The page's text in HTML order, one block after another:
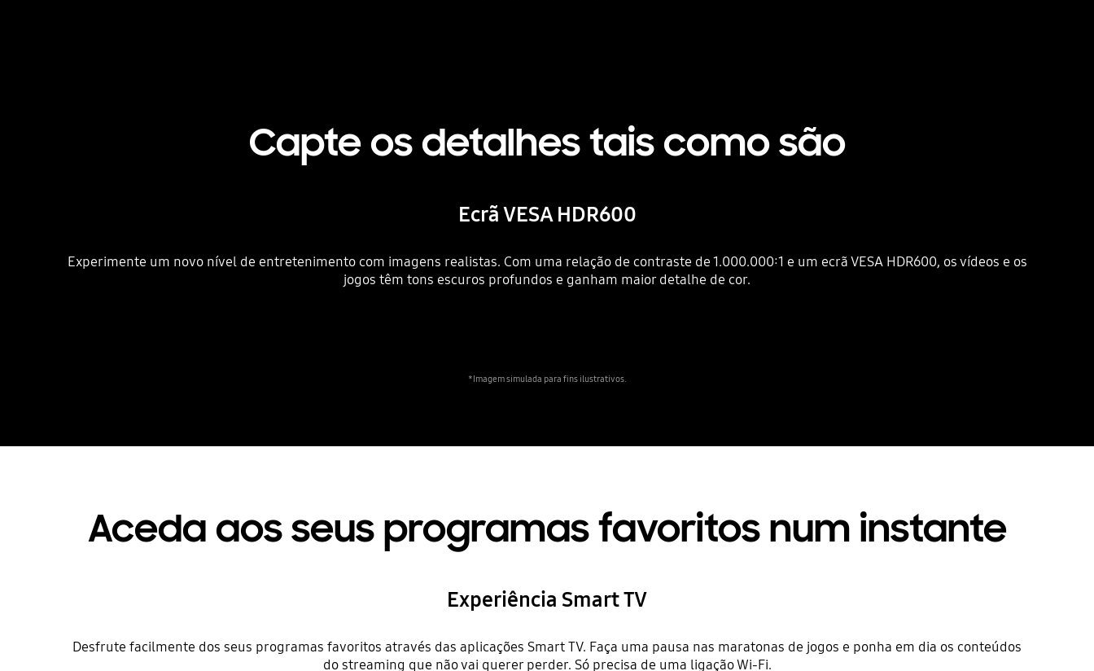
Capte os detalhes tais como são
Ecrã VESA HDR600
Experimente um novo nível de entretenimento com imagens realistas. Com uma relação de contraste de 1.000.000:1 e um ecrã VESA HDR600, os vídeos e os
jogos têm tons escuros profundos e ganham maior detalhe de cor.
*Imagem simulada para fins ilustrativos.
Aceda aos seus programas favoritos num instante
Experiência Smart TV
Desfrute facilmente dos seus programas favoritos através das aplicações Smart TV. Faça uma pausa nas maratonas de jogos e ponha em dia os conteúdos
do streaming que não vai querer perder. Só precisa de uma ligação Wi-Fi.